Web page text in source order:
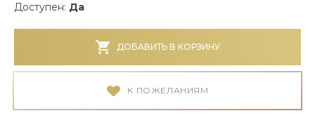
Доступен: Да
ДОБАВИТЬ В КОРЗИНУ
К ПОЖЕЛАНИЯМ